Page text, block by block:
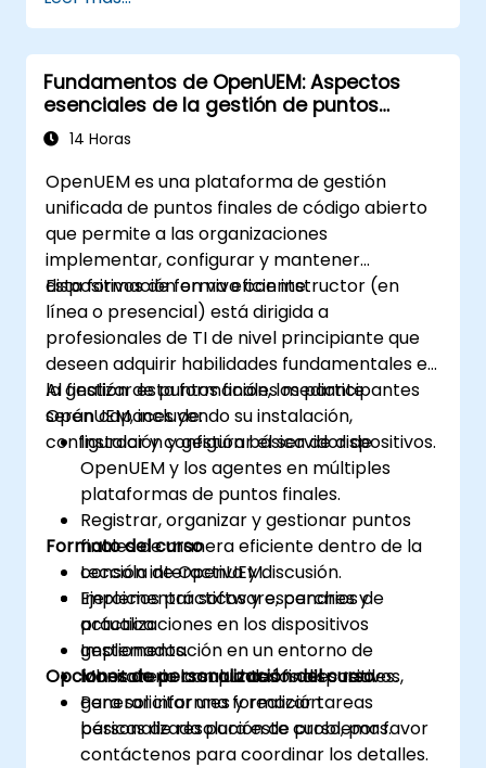
características principales de
OpenDaylight.
Crear configuraciones básicas de red
automatizadas utilizando OpenDaylight.
Monitorizar y gestionar redes mediante
controladores OpenDaylight.
Fundamentos de OpenUEM: Aspectos
esenciales de la gestión de puntos
finales14 Horas
OpenUEM es una plataforma de gestión
unificada de puntos finales de código abierto
que permite a las organizaciones
implementar, configurar y mantener
dispositivos de forma eficiente.
Esta formación en vivo con instructor (en
línea o presencial) está dirigida a
profesionales de TI de nivel principiante que
deseen adquirir habilidades fundamentales en
la gestión de puntos finales mediante
OpenUEM, incluyendo su instalación,
configuración y gestión básica de dispositivos.
Al finalizar esta formación, los participantes
serán capaces de:
Instalar y configurar el servidor de
OpenUEM y los agentes en múltiples
plataformas de puntos finales.
Registrar, organizar y gestionar puntos
finales de manera eficiente dentro de la
consola de OpenUEM.
Implementar software, parches y
actualizaciones en los dispositivos
gestionados.
Monitorear la salud de los dispositivos,
generar informes y realizar tareas
básicas de resolución de problemas.
Formato del curso
Lección interactiva y discusión.
Ejercicios prácticos y escenarios de
práctica.
Implementación en un entorno de
laboratorio con puntos finales reales.
Opciones de personalización del curso
Para solicitar una formación
personalizada para este curso, por favor
contáctenos para coordinar los detalles.